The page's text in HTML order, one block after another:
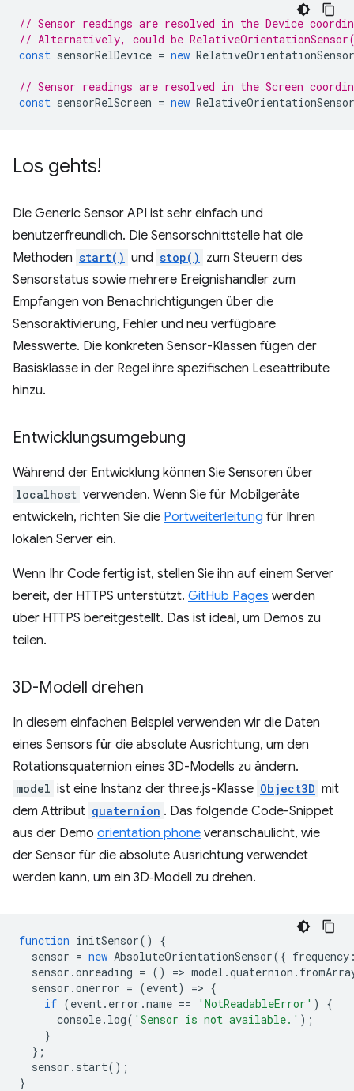
// Sensor readings are resolved in the Device
// Alternatively, could be
const sensorRelDevice = new RelativeOrientationSensor
// Sensor readings are resolved in the Screen
const sensorRelScreen = new RelativeOrientationSensor
Los gehts!
Die Generic Sensor API ist sehr einfach und
benutzerfreundlich. Die Sensorschnittstelle hat die
Methoden start() und stop() zum Steuern des
Sensorstatus sowie mehrere Ereignishandler zum
Empfangen von Benachrichtigungen über die
Sensoraktivierung, Fehler und neu verfügbare
Messwerte. Die konkreten Sensor-Klassen fügen der
Basisklasse in der Regel ihre spezifischen Leseattribute
hinzu.
Entwicklungsumgebung
Während der Entwicklung können Sie Sensoren über
localhost verwenden. Wenn Sie für Mobilgeräte
entwickeln, richten Sie die Portweiterleitung für Ihren
lokalen Server ein.
Wenn Ihr Code fertig ist, stellen Sie ihn auf einem Server
bereit, der HTTPS unterstützt. GitHub Pages werden
über HTTPS bereitgestellt. Das ist ideal, um Demos zu
teilen.
3D-Modell drehen
In diesem einfachen Beispiel verwenden wir die Daten
eines Sensors für die absolute Ausrichtung, um den
Rotationsquaternion eines 3D-Modells zu ändern.
model ist eine Instanz der three.js-Klasse Object3D mit
dem Attribut quaternion . Das folgende Code-Snippet
aus der Demo orientation phone veranschaulicht, wie
der Sensor für die absolute Ausrichtung verwendet
werden kann, um ein 3D‑Modell zu drehen.
function initSensor()
{
sensor = new AbsoluteOrientationSensor({ frequency
sensor .onreading = () => model .quaternion .
sensor .onerror = (event) => {
if (event . error .name == 'NotReadableError' )
{
console. log( 'Sensor is not available.' );
}
};
sensor . start();
}